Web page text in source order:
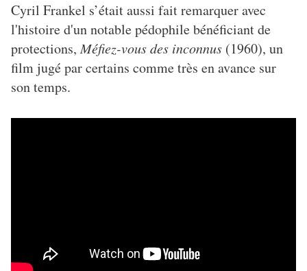
Cyril Frankel s’était aussi fait remarquer avec
l'histoire d'un notable pédophile bénéficiant de
protections,Méfiez-vous des inconnus (1960), un
film jugé par certains comme très en avance sur
son temps.